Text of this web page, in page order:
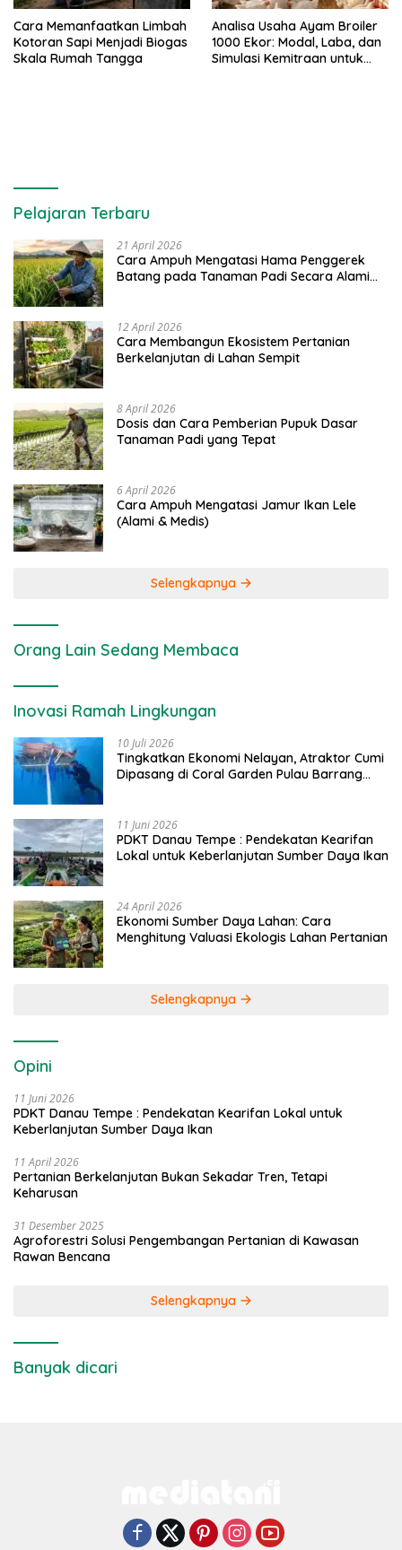
Cara Memanfaatkan Limbah
Kotoran Sapi Menjadi Biogas
Skala Rumah Tangga
Analisa Usaha Ayam Broiler
1000 Ekor: Modal, Laba, dan
Simulasi Kemitraan untuk
Pelajaran Terbaru
21 April 2026
Cara Ampuh Mengatasi Hama Penggerek
Batang pada Tanaman Padi Secara Alami
12 April 2026
Cara Membangun Ekosistem Pertanian
Berkelanjutan di Lahan Sempit
8 April 2026
Dosis dan Cara Pemberian Pupuk Dasar
Tanaman Padi yang Tepat
6 April 2026
Cara Ampuh Mengatasi Jamur Ikan Lele
(Alami & Medis)
Selengkapnya
Orang Lain Sedang Membaca
Inovasi Ramah Lingkungan
10 Juli 2026
Tingkatkan Ekonomi Nelayan, Atraktor Cumi
Dipasang di Coral Garden Pulau Barrang
11 Juni 2026
PDKT Danau Tempe : Pendekatan Kearifan
Lokal untuk Keberlanjutan Sumber Daya Ikan
24 April 2026
Ekonomi Sumber Daya Lahan: Cara
Menghitung Valuasi Ekologis Lahan Pertanian
Selengkapnya
Opini
11 Juni 2026
PDKT Danau Tempe : Pendekatan Kearifan Lokal untuk
Keberlanjutan Sumber Daya Ikan
11 April 2026
Pertanian Berkelanjutan Bukan Sekadar Tren, Tetapi
Keharusan
31 Desember 2025
Agroforestri Solusi Pengembangan Pertanian di Kawasan
Rawan Bencana
Selengkapnya
Banyak dicari